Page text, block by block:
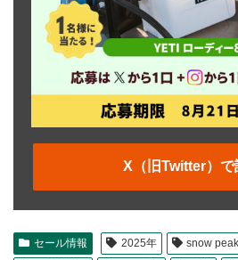
X（旧Twitter）で
セール情報 2025年 snow peak